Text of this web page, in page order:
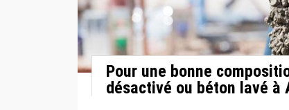
Pour une bonne
désactivé ou béton lavé à